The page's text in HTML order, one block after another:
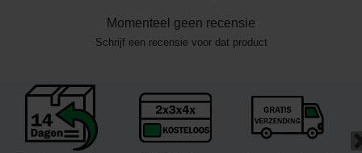
Momenteel geen recensie
Schrijf een recensie voor dat product